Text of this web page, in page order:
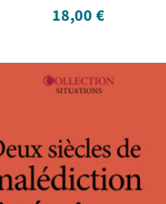
18,00€